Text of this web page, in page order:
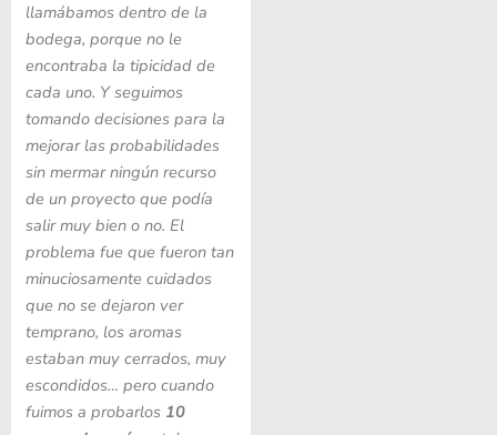
llamábamos dentro de la
bodega, porque no le
encontraba la tipicidad de
cada uno. Y seguimos
tomando decisiones para la
mejorar las probabilidades
sin mermar ningún recurso
de un proyecto que podía
salir muy bien o no. El
problema fue que fueron tan
minuciosamente cuidados
que no se dejaron ver
temprano, los aromas
estaban muy cerrados, muy
escondidos… pero cuando
fuimos a probarlos 10